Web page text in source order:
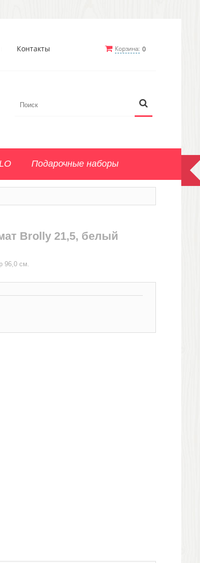
Корзина: 0
Контакты
Подарочные наборы
Brolly 21,5, белый
96,0 см.